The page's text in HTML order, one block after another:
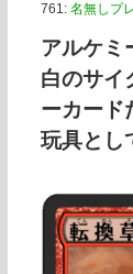
761: 名無しプ
アルケミ
白のサイ
ーカード
玩具とし